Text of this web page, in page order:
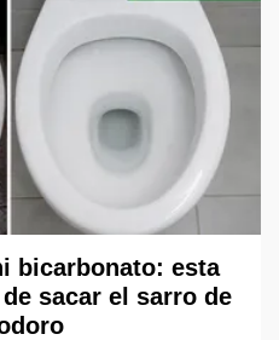
bicarbonato: esta
sacar el sarro de